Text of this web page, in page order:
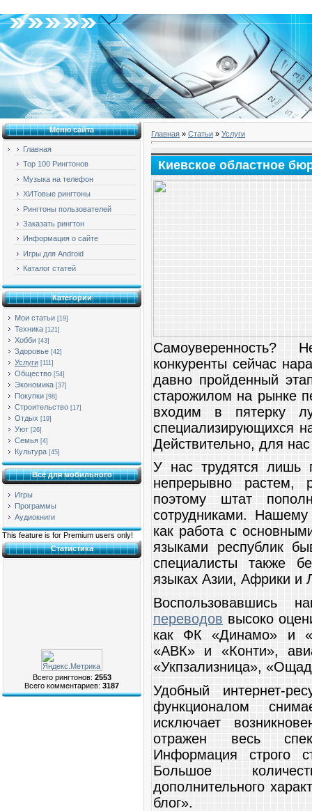
Меню сайта
Главная
Top 100 Рингтонов
Музыка на телефон
ХИТовые рингтоны
Рингтоны пользователей
Заказать рингтон
Информация о сайте
Игры для Android
Каталог статей
Категории
Мои статьи [19]
Техника [121]
Хобби [43]
Здоровье [42]
Услуги [111]
Общество [54]
Экономика [37]
Покупки [98]
Строительство [17]
Отдых [19]
Уют [26]
Семья [4]
Культура [45]
Всё для мобильного
Игры
Программы
Аудиокниги
This feature is for Premium users only!
Статистика
Всего рингтонов: 2553
Всего комментариев: 3187
Главная » Статьи » Услуги
Киевское областное
Самоуверенность?
конкуренты сейчас
давно пройденный
старожилом на рынке
входим в пятерку
специализирующихся
Действительно, для
У нас трудятся лишь
непрерывно растем,
поэтому штат
сотрудниками.
как работа с
языками республик
специалисты также
языках Азии, Африки и
переводов высоко
как ФК «Динамо» и
«АВК» и «Конти»,
«Укпзализница»,
Удобный интернет-
функционалом
исключает
отражен весь
Информация строго
Большое
дополнительного
блог».